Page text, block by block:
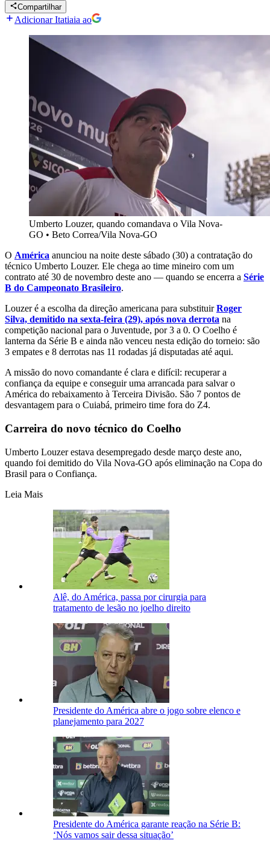
Compartilhar
Adicionar Itatiaia ao
Umberto Louzer, quando comandava o Vila Nova-
GO • Beto Correa/Vila Nova-GO
O América anunciou na noite deste sábado (30) a contratação do
técnico Umberto Louzer. Ele chega ao time mineiro com um
contrato até 30 de novembro deste ano — quando se encerra a Série
B do Campeonato Brasileiro.
Louzer é a escolha da direção americana para substituirRoger
Silva, demitido na sexta-feira (29), após nova derrota na
competição nacional para o Juventude, por 3 a 0. O Coelho é
lanterna da Série B e ainda não venceu nesta edição do torneio: são
3 empates e 8 derrotas nas 11 rodadas já disputadas até aqui.
A missão do novo comandante é clara e difícil: recuperar a
confiança da equipe e conseguir uma arrancada para salvar o
América do rebaixamento à Terceira Divisão. São 7 pontos de
desvantagem para o Cuiabá, primeiro time fora do Z4.
Carreira do novo técnico do Coelho
Umberto Louzer estava desempregado desde março deste ano,
quando foi demitido do Vila Nova-GO após eliminação na Copa do
Brasil para o Confiança.
Leia Mais
Alê, do América, passa por cirurgia para
tratamento de lesão no joelho direito
Presidente do América abre o jogo sobre elenco e
planejamento para 2027
Presidente do América garante reação na Série B:
‘Nós vamos sair dessa situação’